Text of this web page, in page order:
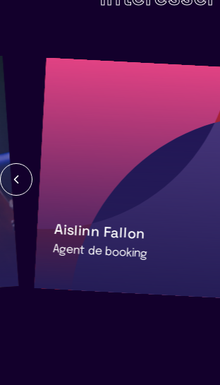
Aislinn Fallon
Agent de booking